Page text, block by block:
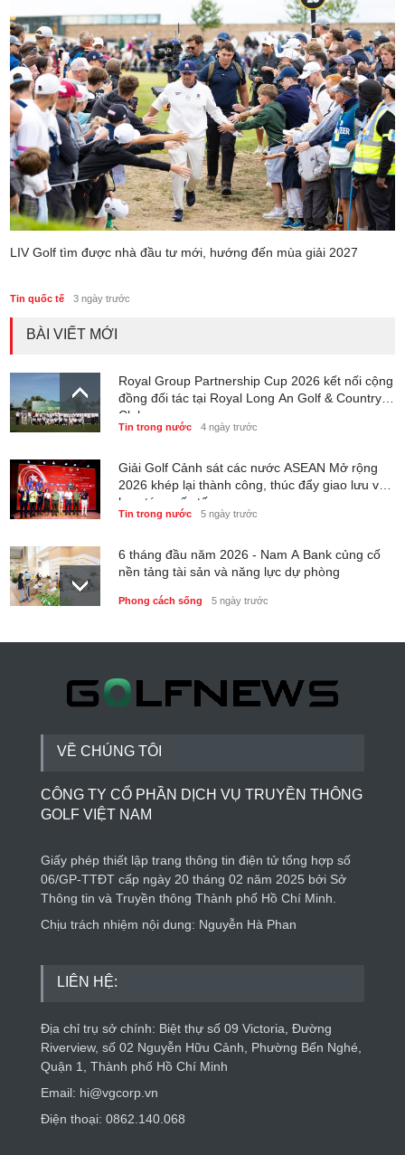
LIV Golf tìm được nhà đầu tư mới, hướng đến mùa giải 2027
Tin quốc tế 3 ngày trước
BÀI VIẾT MỚI
Royal Group Partnership Cup 2026 kết nối cộng
đồng đối tác tại Royal Long An Golf & Country
Club
Tin trong nước 4 ngày trước
Giải Golf Cảnh sát các nước ASEAN Mở rộng
2026 khép lại thành công, thúc đẩy giao lưu và
hợp tác quốc tế
Tin trong nước 5 ngày trước
6 tháng đầu năm 2026 - Nam A Bank củng cố
nền tảng tài sản và năng lực dự phòng
Phong cách sống 5 ngày trước
Thành lập Trung tâm Giải mã lượng tử Quang
Phong cách sống 5 ngày trước
VỀ CHÚNG TÔI
CÔNG TY CỔ PHẦN DỊCH VỤ TRUYỀN THÔNG
GOLF VIỆT NAM
Giấy phép thiết lập trang thông tin điện tử tổng hợp số
06/GP-TTĐT cấp ngày 20 tháng 02 năm 2025 bởi Sở
Thông tin và Truyền thông Thành phố Hồ Chí Minh.
Chịu trách nhiệm nội dung: Nguyễn Hà Phan
LIÊN HỆ:
Địa chỉ trụ sở chính: Biệt thự số 09 Victoria, Đường
Riverview, số 02 Nguyễn Hữu Cảnh, Phường Bến Nghé,
Quận 1, Thành phố Hồ Chí Minh
Email: hi@vgcorp.vn
Điện thoại: 0862.140.068